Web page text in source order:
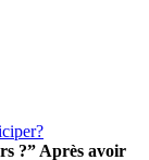
?” Après avoir